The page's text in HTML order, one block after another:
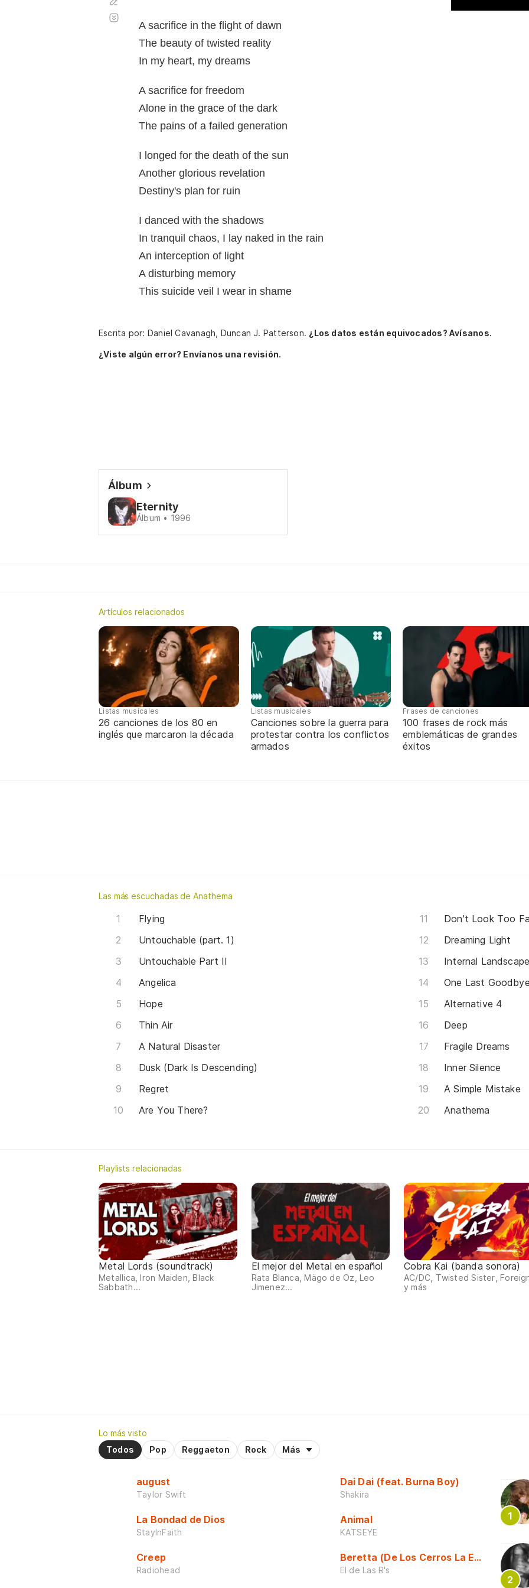
A sacrifice in the flight of dawn
The beauty of twisted reality
In my heart, my dreams
A sacrifice for freedom
Alone in the grace of the dark
The pains of a failed generation
I longed for the death of the sun
Another glorious revelation
Destiny's plan for ruin
I danced with the shadows
In tranquil chaos, I lay naked in the rain
An interception of light
A disturbing memory
This suicide veil I wear in shame
automático
Escrita por: Daniel Cavanagh, Duncan J. Patterson. ¿Los datos están equivocados? Avísanos.
¿Viste algún error? Envíanos una revisión.
Álbum
Eternity
Álbum • 1996
Artículos relacionados
Listas musicales
26 canciones de los 80 en
inglés que marcaron la década
Listas musicales
Canciones sobre la guerra para
protestar contra los conflictos
armados
Frases de canciones
100 frases de rock más
emblemáticas de grandes
éxitos
Las más escuchadas de Anathema
Flying
Untouchable (part. 1)
Untouchable Part II
Angelica
Hope
Thin Air
A Natural Disaster
Dusk (Dark Is Descending)
Regret
Are You There?
Don't Look Too
Dreaming Light
Internal
One Last Goodbye
Alternative 4
Deep
Fragile Dreams
Inner Silence
A Simple Mistake
Anathema
Playlists relacionadas
Metal Lords (soundtrack)
Metallica, Iron Maiden, Black
Sabbath...
El mejor del Metal en español
Rata Blanca, Mägo de Oz, Leo
Jimenez...
Cobra Kai (banda sonora)
AC/DC, Twisted Sister,
y más
Lo más visto
Todos
Pop Reggaeton Rock Más
august
Taylor Swift
La Bondad de Dios
StayInFaith
Creep
Radiohead
Dai Dai (feat. Burna Boy)
Shakira
Animal
KATSEYE
Beretta (De Los Cerros La Escuela)
El de Las R's